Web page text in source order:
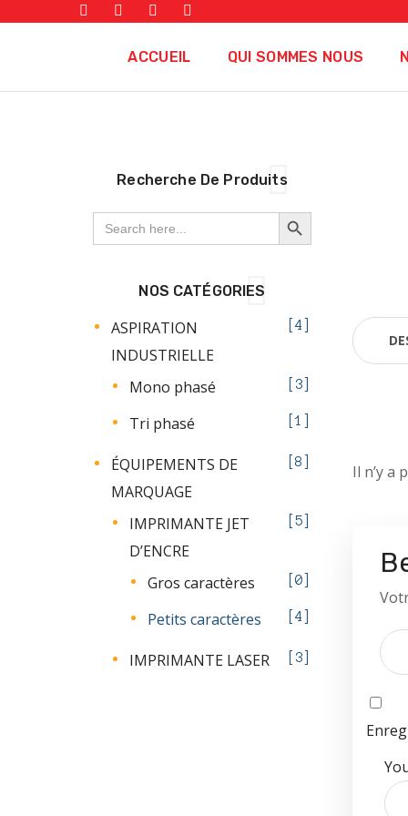
ACCUEIL QUI SOMMES NOUS
Il n’y a
Recherche De Produits
Search
for:
SEARCH BUTTON
NOS CATÉGORIES
ASPIRATION
INDUSTRIELLE
4
Mono phasé 3
Tri phasé 1
ÉQUIPEMENTS DE
MARQUAGE
8
IMPRIMANTE JET
D’ENCRE
5
Gros caractères 0
Petits caractères 4
IMPRIMANTE LASER 3